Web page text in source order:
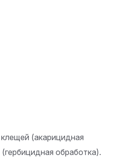
(акарицидная
обработка).